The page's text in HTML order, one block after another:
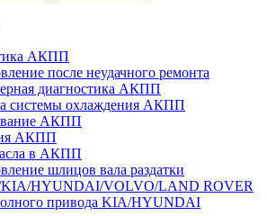
АКПП
после неудачного ремонта
диагностика АКПП
системы охлаждения АКПП
АКПП
АКПП
в АКПП
шлицов вала раздатки
HYUNDAI/VOLVO/LAND ROVER
привода KIA/HYUNDAI